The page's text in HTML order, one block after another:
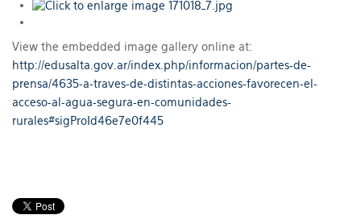
View the embedded image gallery online at:
http://edusalta.gov.ar/index.php/informacion/partes-de-
prensa/4635-a-traves-de-distintas-acciones-favorecen-el-
acceso-al-agua-segura-en-comunidades-
rurales#sigProId46e7e0f445